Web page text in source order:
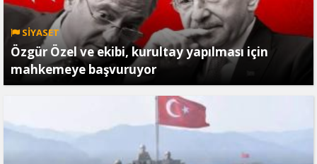
SİYASET
Özgür Özel ve ekibi, kurultay yapılması için
mahkemeye başvuruyor